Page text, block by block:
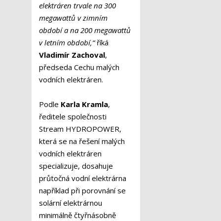
elektráren trvale na 300
megawattů v zimním
období a na 200 megawattů
v letním období,“říká
Vladimír Zachoval,
předseda Cechu malých
vodních elektráren.
Podle Karla Kramla,
ředitele společnosti
Stream HYDROPOWER,
která se na řešení malých
vodních elektráren
specializuje, dosahuje
průtočná vodní elektrárna
například při porovnání se
solární elektrárnou
minimálně čtyřnásobně